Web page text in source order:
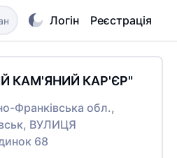
Логін Реєстрація
КАМ'ЯНИЙ КАР'ЄР"
Франківська обл.,
ВУЛИЦЯ
68